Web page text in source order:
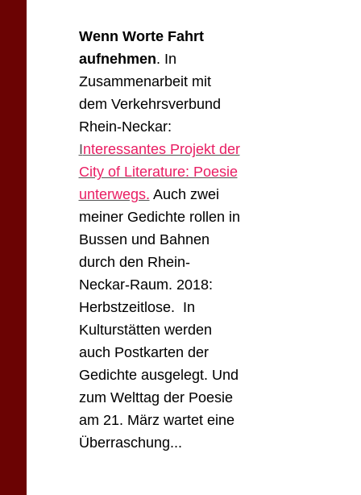
Wenn Worte Fahrt
aufnehmen. In
Zusammenarbeit mit
dem Verkehrsverbund
Rhein-Neckar:
Interessantes Projekt der
City of Literature: Poesie
unterwegs. Auch zwei
meiner Gedichte rollen in
Bussen und Bahnen
durch den Rhein-
Neckar-Raum. 2018:
Herbstzeitlose. In
Kulturstätten werden
auch Postkarten der
Gedichte ausgelegt. Und
zum Welttag der Poesie
am 21. März wartet eine
Überraschung...